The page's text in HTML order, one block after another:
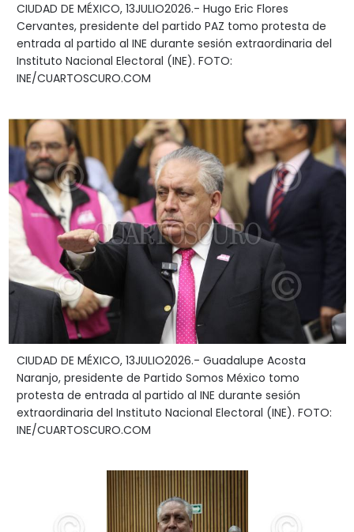
CIUDAD DE MÉXICO, 13JULIO2026.- Hugo Eric Flores
Cervantes, presidente del partido PAZ tomo protesta de
entrada al partido al INE durante sesión extraordinaria del
Instituto Nacional Electoral (INE). FOTO:
INE/CUARTOSCURO.COM
CIUDAD DE MÉXICO, 13JULIO2026.- Guadalupe Acosta
Naranjo, presidente de Partido Somos México tomo
protesta de entrada al partido al INE durante sesión
extraordinaria del Instituto Nacional Electoral (INE). FOTO:
INE/CUARTOSCURO.COM